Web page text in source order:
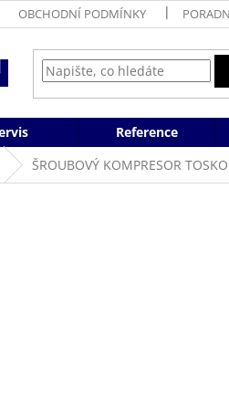
OBCHODNÍ PODMÍNKY
Reference
ŠROUBOVÝ KOMPRESOR